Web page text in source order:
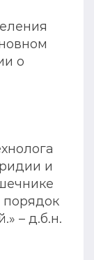
о
и
– д.б.н.